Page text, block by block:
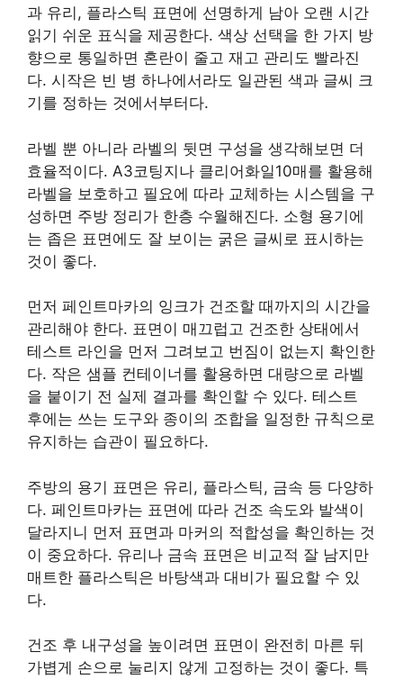
과 유리, 플라스틱 표면에 선명하게 남아 오랜 시간
읽기 쉬운 표식을 제공한다. 색상 선택을 한 가지 방
향으로 통일하면 혼란이 줄고 재고 관리도 빨라진
다. 시작은 빈 병 하나에서라도 일관된 색과 글씨 크
기를 정하는 것에서부터다.
라벨 뿐 아니라 라벨의 뒷면 구성을 생각해보면 더
효율적이다. A3코팅지나 클리어화일10매를 활용해
라벨을 보호하고 필요에 따라 교체하는 시스템을 구
성하면 주방 정리가 한층 수월해진다. 소형 용기에
는 좁은 표면에도 잘 보이는 굵은 글씨로 표시하는
것이 좋다.
먼저 페인트마카의 잉크가 건조할 때까지의 시간을
관리해야 한다. 표면이 매끄럽고 건조한 상태에서
테스트 라인을 먼저 그려보고 번짐이 없는지 확인한
다. 작은 샘플 컨테이너를 활용하면 대량으로 라벨
을 붙이기 전 실제 결과를 확인할 수 있다. 테스트
후에는 쓰는 도구와 종이의 조합을 일정한 규칙으로
유지하는 습관이 필요하다.
주방의 용기 표면은 유리, 플라스틱, 금속 등 다양하
다. 페인트마카는 표면에 따라 건조 속도와 발색이
달라지니 먼저 표면과 마커의 적합성을 확인하는 것
이 중요하다. 유리나 금속 표면은 비교적 잘 남지만
매트한 플라스틱은 바탕색과 대비가 필요할 수 있
다.
건조 후 내구성을 높이려면 표면이 완전히 마른 뒤
가볍게 손으로 눌리지 않게 고정하는 것이 좋다. 특